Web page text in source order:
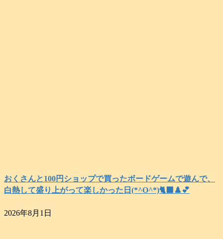
おくさんと100円ショップで買ったボードゲームで遊んで、
白熱して盛り上がって楽しかった日(*^O^*)🐈‍⬛♟️💕
2026年8月1日